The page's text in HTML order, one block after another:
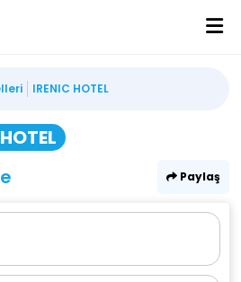
IRENIC HOTEL
Paylaş